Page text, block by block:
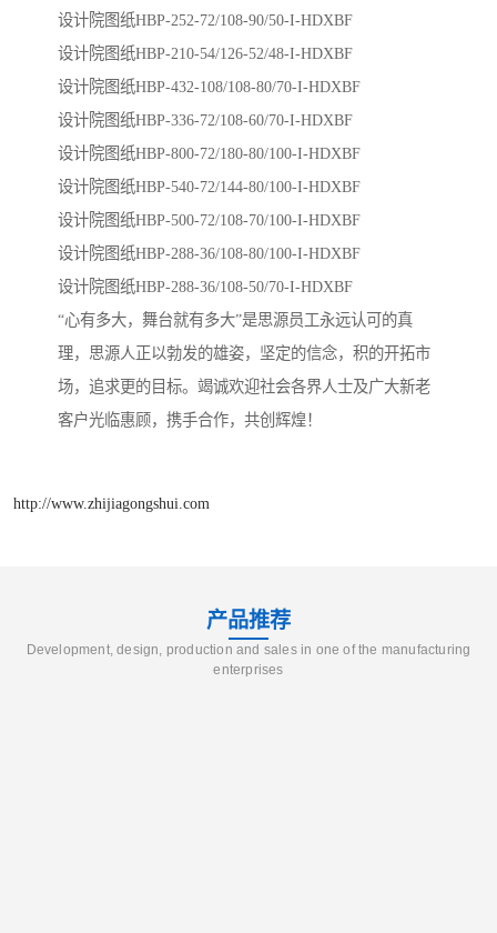
设计院图纸HBP-252-72/108-90/50-I-HDXBF
设计院图纸HBP-210-54/126-52/48-I-HDXBF
设计院图纸HBP-432-108/108-80/70-I-HDXBF
设计院图纸HBP-336-72/108-60/70-I-HDXBF
设计院图纸HBP-800-72/180-80/100-I-HDXBF
设计院图纸HBP-540-72/144-80/100-I-HDXBF
设计院图纸HBP-500-72/108-70/100-I-HDXBF
设计院图纸HBP-288-36/108-80/100-I-HDXBF
设计院图纸HBP-288-36/108-50/70-I-HDXBF
“心有多大，舞台就有多大”是思源员工永远认可的真
理，思源人正以勃发的雄姿，坚定的信念，积的开拓市
场，追求更的目标。竭诚欢迎社会各界人士及广大新老
客户光临惠顾，携手合作，共创辉煌！
http://www.zhijiagongshui.com
产品推荐
Development, design, production and sales in one of the manufacturing
enterprises